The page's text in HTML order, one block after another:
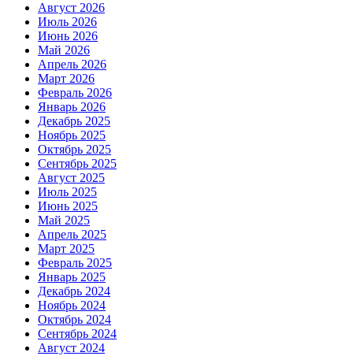
Август 2026
Июль 2026
Июнь 2026
Май 2026
Апрель 2026
Март 2026
Февраль 2026
Январь 2026
Декабрь 2025
Ноябрь 2025
Октябрь 2025
Сентябрь 2025
Август 2025
Июль 2025
Июнь 2025
Май 2025
Апрель 2025
Март 2025
Февраль 2025
Январь 2025
Декабрь 2024
Ноябрь 2024
Октябрь 2024
Сентябрь 2024
Август 2024